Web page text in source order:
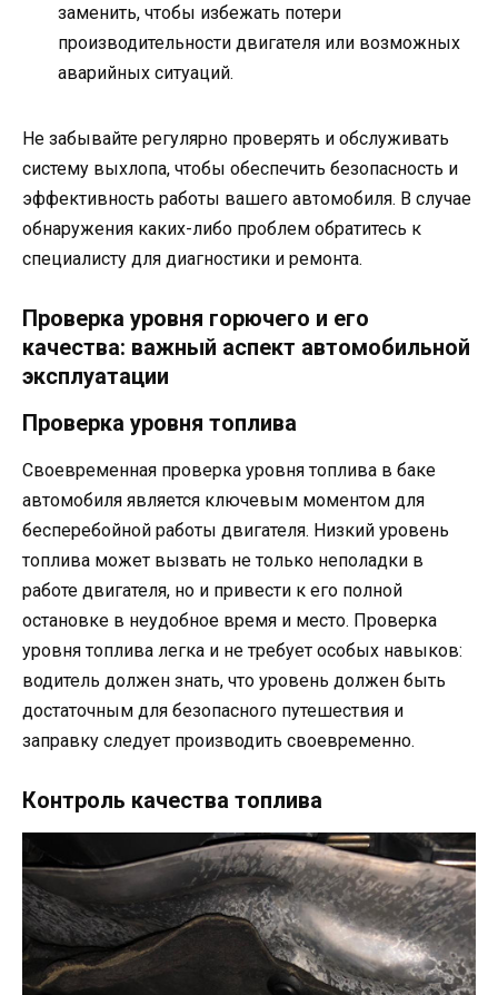
заменить, чтобы избежать потери
производительности двигателя или возможных
аварийных ситуаций.
Не забывайте регулярно проверять и обслуживать
систему выхлопа, чтобы обеспечить безопасность и
эффективность работы вашего автомобиля. В случае
обнаружения каких-либо проблем обратитесь к
специалисту для диагностики и ремонта.
Проверка уровня горючего и его
качества: важный аспект автомобильной
эксплуатации
Проверка уровня топлива
Своевременная проверка уровня топлива в баке
автомобиля является ключевым моментом для
бесперебойной работы двигателя. Низкий уровень
топлива может вызвать не только неполадки в
работе двигателя, но и привести к его полной
остановке в неудобное время и место. Проверка
уровня топлива легка и не требует особых навыков:
водитель должен знать, что уровень должен быть
достаточным для безопасного путешествия и
заправку следует производить своевременно.
Контроль качества топлива